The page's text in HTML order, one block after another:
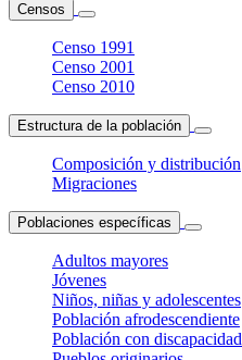
Censos
Censo 1991
Censo 2001
Censo 2010
Estructura de la población
Composición y distribución
Migraciones
Poblaciones específicas
Adultos mayores
Jóvenes
Niños, niñas y adolescentes
Población afrodescendiente
Población con discapacidad